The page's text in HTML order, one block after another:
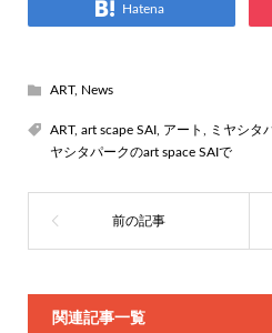
Hatena
ART, News
ART, art scape SAI, アート ミヤシタ
ヤシタパークのart space SAIで
関連記事一覧